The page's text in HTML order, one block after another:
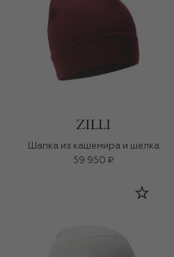
Шапка из кашемира и шелка
59 950 ₽